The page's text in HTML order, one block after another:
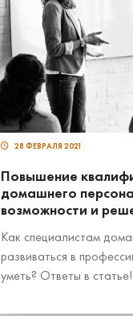
28 ФЕВРАЛЯ 2021
Повышение
домашнего
возможности и
Как специалистам
развиваться в
уметь? Ответы в статье!